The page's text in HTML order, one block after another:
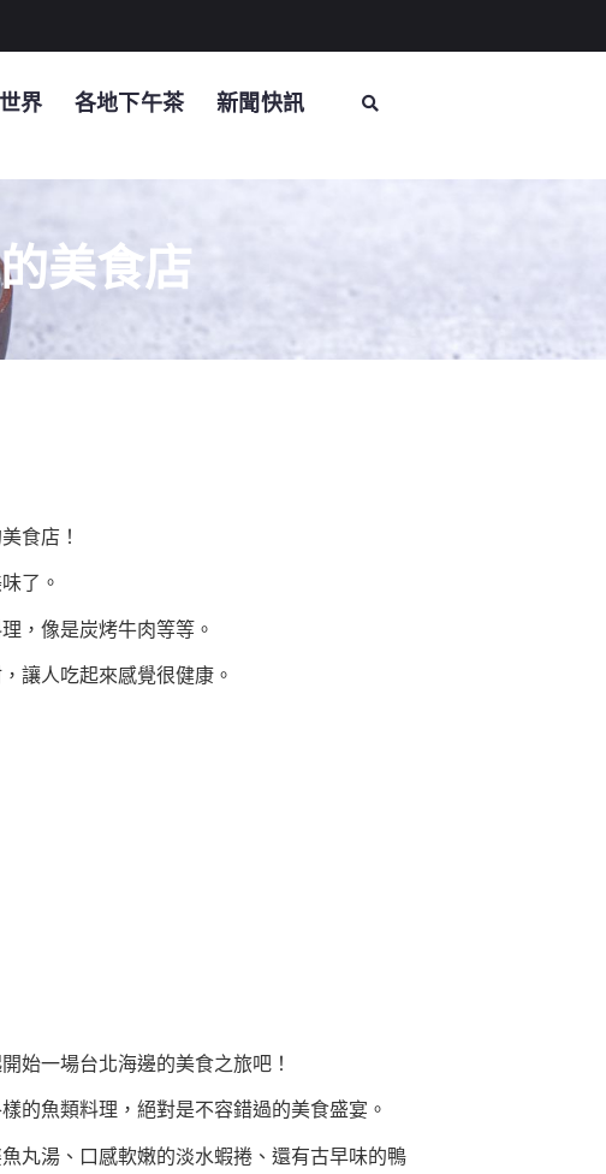
界 各地下午茶 新聞快訊
美食店
食店！
了。
，像是炭烤牛肉等等。
讓人吃起來感覺很健康。
始一場台北海邊的美食之旅吧！
的魚類料理，絕對是不容錯過的美食盛宴。
丸湯、口感軟嫩的淡水蝦捲、還有古早味的鴨